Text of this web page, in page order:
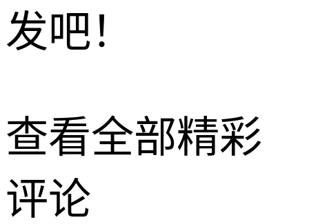
发吧！
查看全部精彩
评论